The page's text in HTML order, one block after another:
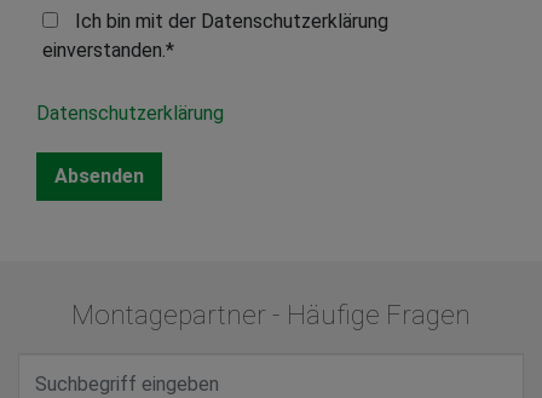
einverstanden.*
Datenschutzerklärung
Montagepartner - Häufige Fragen